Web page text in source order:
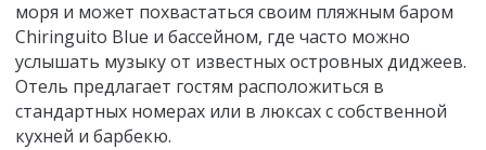
моря и может похвастаться своим пляжным баром
Chiringuito Blue и бассейном, где часто можно
услышать музыку от известных островных диджеев.
Отель предлагает гостям расположиться в
стандартных номерах или в люксах с собственной
кухней и барбекю.